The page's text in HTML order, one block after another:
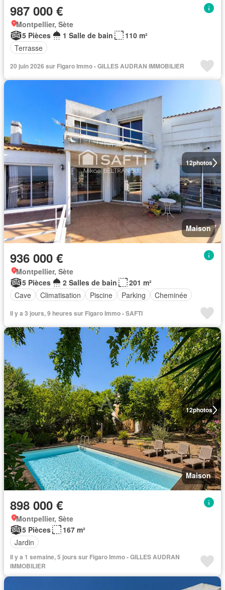
987 000 €
Montpellier, Sète
5 Pièces
1 Salle de bain
110 m²
Terrasse
20 juin 2026 sur Figaro Immo - GILLES AUDRAN IMMOBILIER
12photos
Maison
936 000 €
Montpellier, Sète
5 Pièces
2 Salles de bain
201 m²
Cave
Climatisation Piscine Parking Cheminée
Il y a 3 jours, 9 heures sur Figaro Immo - SAFTI
12photos
Maison
898 000 €
Montpellier, Sète
5 Pièces
167 m²
Jardin
Il y a 1 semaine, 5 jours sur Figaro Immo - GILLES AUDRAN
IMMOBILIER